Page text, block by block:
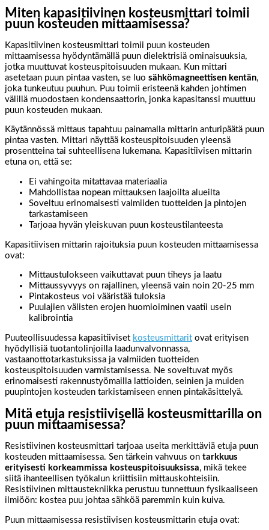
Miten kapasitiivinen kosteusmittari toimii
puun kosteuden mittaamisessa?
Kapasitiivinen kosteusmittari toimii puun kosteuden
mittaamisessa hyödyntämällä puun dielektrisiä ominaisuuksia,
jotka muuttuvat kosteuspitoisuuden mukaan. Kun mittari
asetetaan puun pintaa vasten, se luo sähkömagneettisen kentän,
joka tunkeutuu puuhun. Puu toimii eristeenä kahden johtimen
välillä muodostaen kondensaattorin, jonka kapasitanssi muuttuu
puun kosteuden mukaan.
Käytännössä mittaus tapahtuu painamalla mittarin anturipäätä puun
pintaa vasten. Mittari näyttää kosteuspitoisuuden yleensä
prosentteina tai suhteellisena lukemana. Kapasitiivisen mittarin
etuna on, että se:
Ei vahingoita mitattavaa materiaalia
Mahdollistaa nopean mittauksen laajoilta alueilta
Soveltuu erinomaisesti valmiiden tuotteiden ja pintojen
tarkastamiseen
Tarjoaa hyvän yleiskuvan puun kosteustilanteesta
Kapasitiivisen mittarin rajoituksia puun kosteuden mittaamisessa
ovat:
Mittaustulokseen vaikuttavat puun tiheys ja laatu
Mittaussyvyys on rajallinen, yleensä vain noin 20-25 mm
Pintakosteus voi vääristää tuloksia
Puulajien välisten erojen huomioiminen vaatii usein
kalibrointia
Puuteollisuudessa kapasitiiviset kosteusmittarit ovat erityisen
hyödyllisiä tuotantolinjoilla laadunvalvonnassa,
vastaanottotarkastuksissa ja valmiiden tuotteiden
kosteuspitoisuuden varmistamisessa. Ne soveltuvat myös
erinomaisesti rakennustyömailla lattioiden, seinien ja muiden
puupintojen kosteuden tarkistamiseen ennen pintakäsittelyä.
Mitä etuja resistiivisellä kosteusmittarilla on
puun mittaamisessa?
Resistiivinen kosteusmittari tarjoaa useita merkittäviä etuja puun
kosteuden mittaamisessa. Sen tärkein vahvuus on tarkkuus
erityisesti korkeammissa kosteuspitoisuuksissa, mikä tekee
siitä ihanteellisen työkalun kriittisiin mittauskohteisiin.
Resistiivinen mittaustekniikka perustuu tunnettuun fysikaaliseen
ilmiöön: kostea puu johtaa sähköä paremmin kuin kuiva.
Puun mittaamisessa resistiivisen kosteusmittarin etuja ovat: